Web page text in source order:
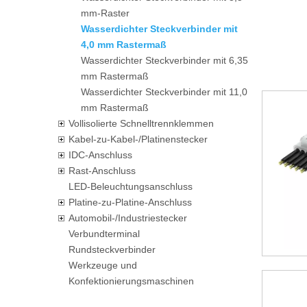
mm-Raster
Wasserdichter Steckverbinder mit
4,0 mm Rastermaß
Wasserdichter Steckverbinder mit 6,35
mm Rastermaß
Wasserdichter Steckverbinder mit 11,0
mm Rastermaß
Vollisolierte Schnelltrennklemmen
Kabel-zu-Kabel-/Platinenstecker
IDC-Anschluss
Rast-Anschluss
LED-Beleuchtungsanschluss
Platine-zu-Platine-Anschluss
Automobil-/Industriestecker
Verbundterminal
Rundsteckverbinder
Werkzeuge und
Konfektionierungsmaschinen